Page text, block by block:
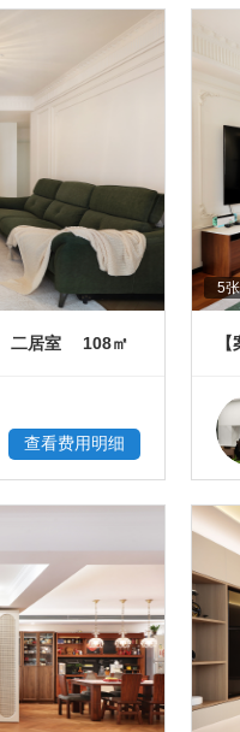
二居室 108㎡
查看费用明细
5张